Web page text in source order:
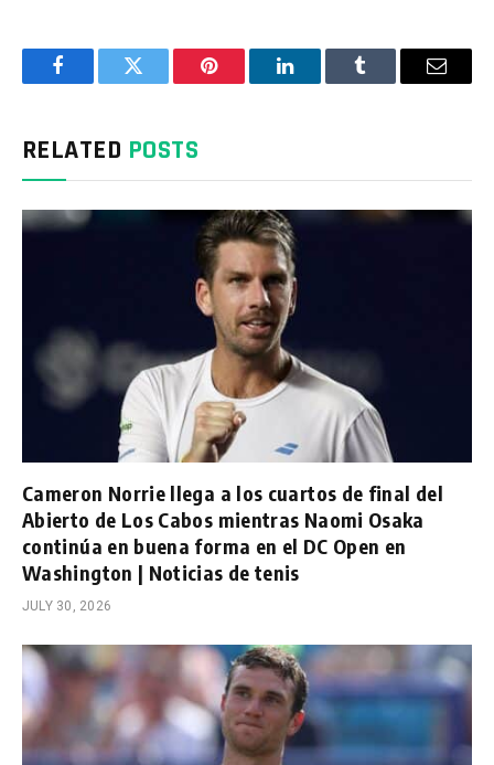
FacebookTwitter Pinterest LinkedInTumblr Email
RELATED POSTS
Cameron Norrie llega a los cuartos de final del
Abierto de Los Cabos mientras Naomi Osaka
continúa en buena forma en el DC Open en
Washington | Noticias de tenis
JULY 30, 2026